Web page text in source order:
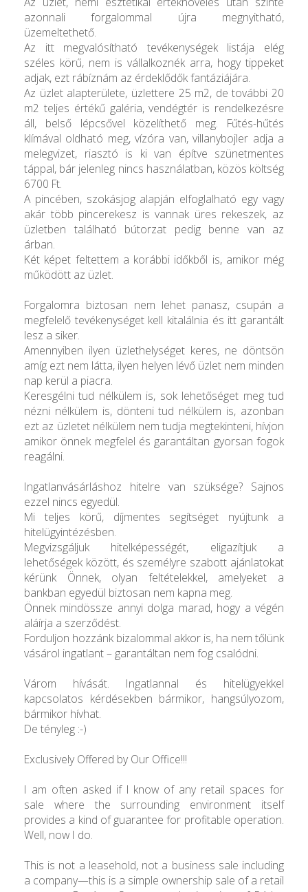
azonnali forgalommal újra megnyitható,
üzemeltethető.
Az itt megvalósítható tevékenységek listája elég
széles körű, nem is vállalkoznék arra, hogy tippeket
adjak, ezt rábíznám az érdeklődők fantáziájára.
Az üzlet alapterülete, üzlettere 25 m2, de további 20
m2 teljes értékű galéria, vendégtér is rendelkezésre
áll, belső lépcsővel közelíthető meg. Fűtés-hűtés
klímával oldható meg, vízóra van, villanybojler adja a
melegvizet, riasztó is ki van építve szünetmentes
táppal, bár jelenleg nincs használatban, közös költség
6700 Ft.
A pincében, szokásjog alapján elfoglalható egy vagy
akár több pincerekesz is vannak üres rekeszek, az
üzletben található bútorzat pedig benne van az
árban.
Két képet feltettem a korábbi időkből is, amikor még
működött az üzlet.
Forgalomra biztosan nem lehet panasz, csupán a
megfelelő tevékenységet kell kitalálnia és itt garantált
lesz a siker.
Amennyiben ilyen üzlethelységet keres, ne döntsön
amíg ezt nem látta, ilyen helyen lévő üzlet nem minden
nap kerül a piacra.
Keresgélni tud nélkülem is, sok lehetőséget meg tud
nézni nélkülem is, dönteni tud nélkülem is, azonban
ezt az üzletet nélkülem nem tudja megtekinteni, hívjon
amikor önnek megfelel és garantáltan gyorsan fogok
reagálni.
Ingatlanvásárláshoz hitelre van szüksége? Sajnos
ezzel nincs egyedül.
Mi teljes körű, díjmentes segítséget nyújtunk a
hitelügyintézésben.
Megvizsgáljuk hitelképességét, eligazítjuk a
lehetőségek között, és személyre szabott ajánlatokat
kérünk Önnek, olyan feltételekkel, amelyeket a
bankban egyedül biztosan nem kapna meg.
Önnek mindössze annyi dolga marad, hogy a végén
aláírja a szerződést.
Forduljon hozzánk bizalommal akkor is, ha nem tőlünk
vásárol ingatlant – garantáltan nem fog csalódni.
Várom hívását. Ingatlannal és hitelügyekkel
kapcsolatos kérdésekben bármikor, hangsúlyozom,
bármikor hívhat.
De tényleg :-)
Exclusively Offered by Our Office!!!
I am often asked if I know of any retail spaces for
sale where the surrounding environment itself
provides a kind of guarantee for profitable operation.
Well, now I do.
This is not a leasehold, not a business sale including
a company—this is a simple ownership sale of a retail